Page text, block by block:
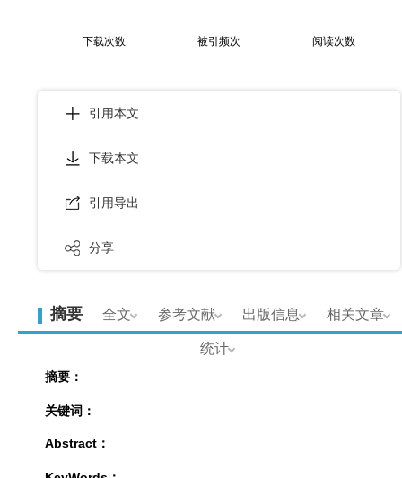
下载次数 被引频次 阅读次数
引用本文
下载本文
引用导出
分享
摘要 全文 参考文献 出版信息 相关文章
统计
摘要：
关键词：
Abstract：